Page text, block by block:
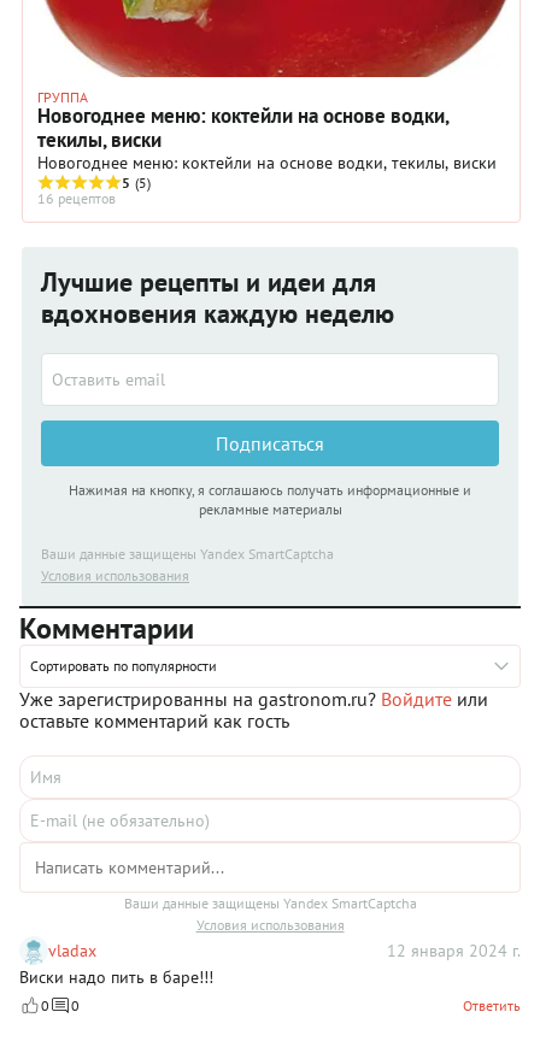
ГРУППА
Новогоднее меню: коктейли на основе водки,
текилы, виски
Новогоднее меню: коктейли на основе водки, текилы, виски
5 (5)
16 рецептов
Лучшие рецепты и идеи для
вдохновения каждую неделю
Подписаться
Нажимая на кнопку, я соглашаюсь получать информационные и
рекламные материалы
Ваши данные защищены Yandex SmartCaptcha
Условия использования
Комментарии
Сортировать по популярности
Уже зарегистрированны на gastronom.ru? Войдите или
оставьте комментарий как гость
Ваши данные защищены Yandex SmartCaptcha
Условия использования
vladax
12 января 2024 г.
Виски надо пить в баре!!!
0 0 Ответить